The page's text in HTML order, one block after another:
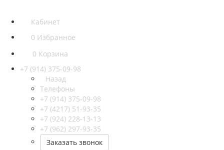
Кабинет
0 Избранное
0 Корзина
+7 (914) 375-09-98
Назад
Телефоны
+7 (914) 375-09-98
+7 (4217) 51-93-35
+7 (924) 228-13-13
+7 (962) 297-93-35
Заказать звонок